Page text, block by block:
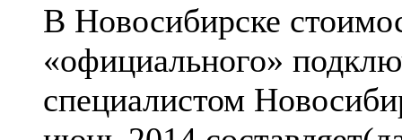
В Новосибирске
«официального»
специалистом